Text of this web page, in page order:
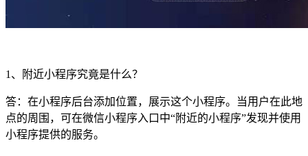
1、附近小程序究竟是什么？
答：在小程序后台添加位置，展示这个小程序。当用户在此地
点的周围，可在微信小程序入口中“附近的小程序”发现并使用
小程序提供的服务。